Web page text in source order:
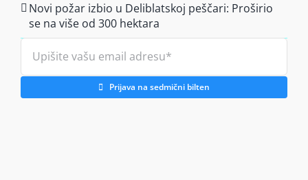
Novi požar izbio u Deliblatskoj peščari: Proširio
se na više od 300 hektara
Prijava na sedmični bilten